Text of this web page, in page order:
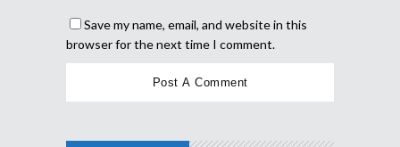
Save my name, email, and website in this
browser for the next time I comment.